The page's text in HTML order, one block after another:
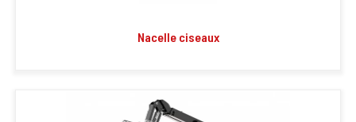
Nacelle ciseaux